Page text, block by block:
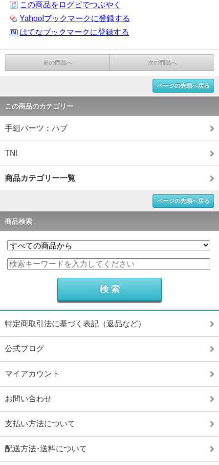
この商品をログピでつぶやく
Yahoo!ブックマークに登録する
はてなブックマークに登録する
前の商品へ 次の商品へ
ページの先頭へ戻る
この商品のカテゴリー
手組パーツ：ハブ
TNI
商品カテゴリー一覧
ページの先頭へ戻る
商品検索
特定商取引法に基づく表記（返品など）
公式ブログ
マイアカウント
お問い合わせ
支払い方法について
配送方法･送料について